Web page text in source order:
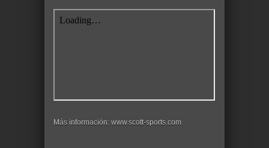
Más información: www.scott-sports.com